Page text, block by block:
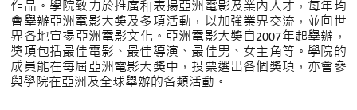
作品。學院致力於推廣和表揚亞洲電影及業內人才，每年均
會舉辦亞洲電影大獎及多項活動，以加強業界交流，並向世
界各地宣揚亞洲電影文化。亞洲電影大獎自2007年起舉辦，
獎項包括最佳電影、最佳導演、最佳男、女主角等。學院的
成員能在每屆亞洲電影大獎中，投票選出各個獎項，亦會參
與學院在亞洲及全球舉辦的各類活動。